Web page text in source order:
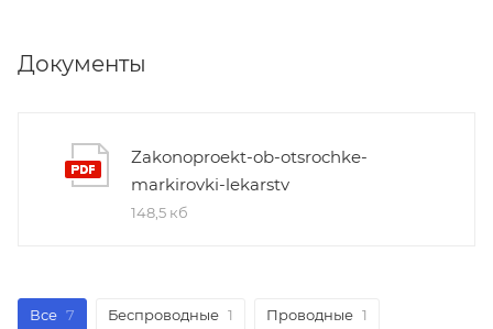
Документы
Zakonoproekt-ob-otsrochke-
markirovki-lekarstv
148,5 кб
Все 7 Беспроводные 1 Проводные 1